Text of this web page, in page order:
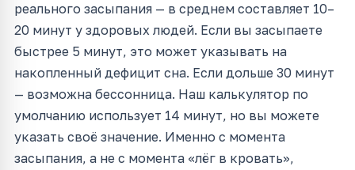
реального засыпания — в среднем составляет 10–
20 минут у здоровых людей. Если вы засыпаете
быстрее 5 минут, это может указывать на
накопленный дефицит сна. Если дольше 30 минут
— возможна бессонница. Наш калькулятор по
умолчанию использует 14 минут, но вы можете
указать своё значение. Именно с момента
засыпания, а не с момента «лёг в кровать»,